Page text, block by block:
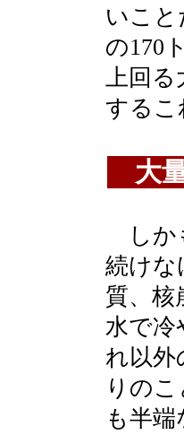
いこ
の170
上回る
するこ
大
しか
続けな
質、核
水で冷
れ以外
りの
も半